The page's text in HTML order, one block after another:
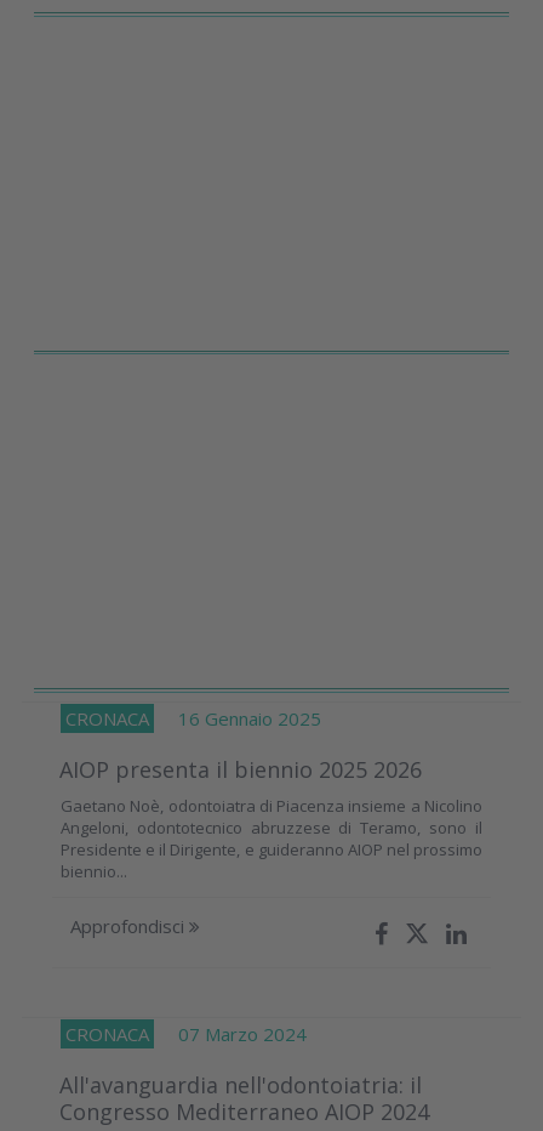
CRONACA 16 Gennaio 2025
AIOP presenta il biennio 2025 2026
Gaetano Noè, odontoiatra di Piacenza insieme a Nicolino
Angeloni, odontotecnico abruzzese di Teramo, sono il
Presidente e il Dirigente, e guideranno AIOP nel prossimo
biennio...
Approfondisci
CRONACA 07 Marzo 2024
All'avanguardia nell'odontoiatria: il
Congresso Mediterraneo AIOP 2024